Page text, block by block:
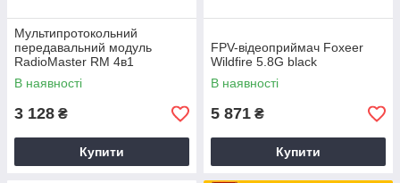
Мультипротокольний
передавальний модуль
RadioMaster RM 4в1
Nano/Micro TX
В наявності
3 128 ₴
Купити
FPV-відеоприймач Foxeer
Wildfire 5.8G black
В наявності
5 871 ₴
Купити